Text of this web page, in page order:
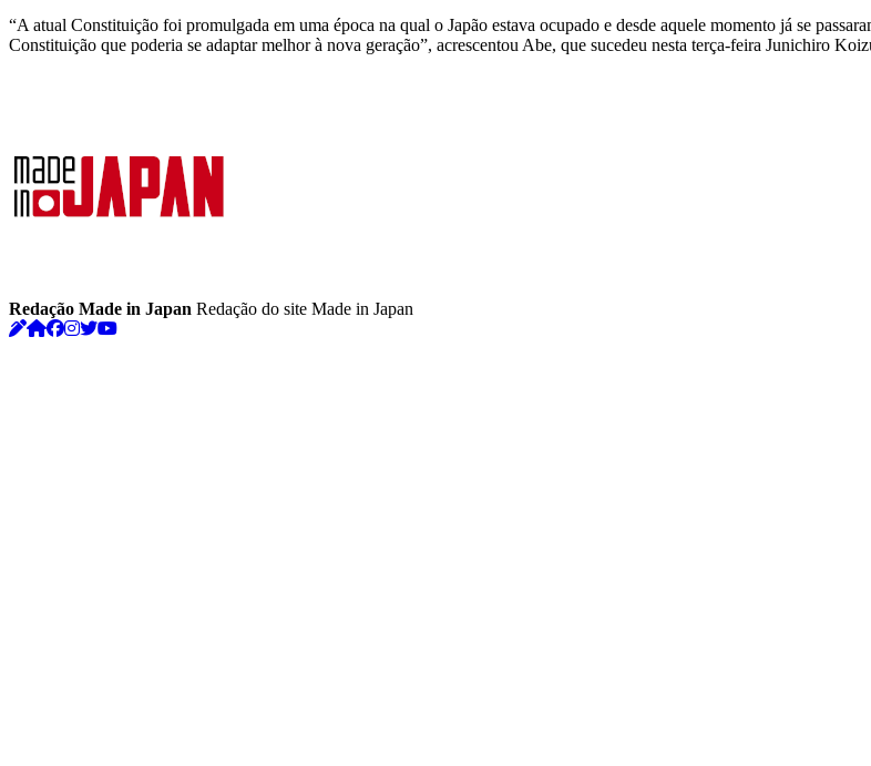
“A atual Constituição foi promulgada em uma época na qual o Japão estava ocupado e desde aquele momento já se
Constituição que poderia se adaptar melhor à nova geração”, acrescentou Abe, que sucedeu nesta terça-feira Junichiro
Redação Made in Japan Redação do site Made in Japan